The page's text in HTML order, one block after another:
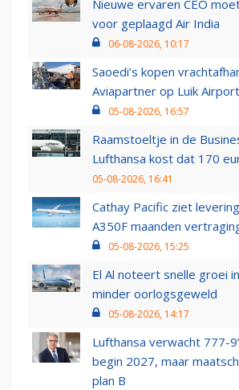
Nieuwe ervaren CEO
voor geplaagd Air India
06-08-2026, 10:17
Saoedi’s kopen
Aviapartner op Luik Airport
05-08-2026, 16:57
Raamstoeltje in de
Lufthansa kost dat 170
05-08-2026, 16:41
Cathay Pacific ziet
A350F maanden
05-08-2026, 15:25
El Al noteert snelle groei
minder oorlogsgeweld
05-08-2026, 14:17
Lufthansa verwacht 777-
begin 2027, maar
plan B